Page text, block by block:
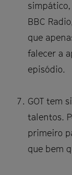
simpático,
BBC
que
falecer a
episódio.
GOT tem
talentos.
primeiro
que bem